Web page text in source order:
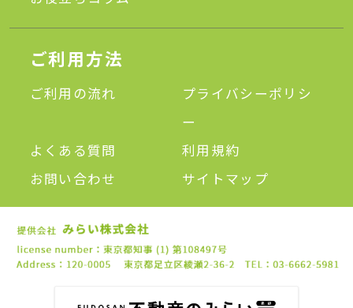
ご利用方法
ご利用の流れ
プライバシーポリシ
ー
よくある質問
利用規約
お問い合わせ
サイトマップ